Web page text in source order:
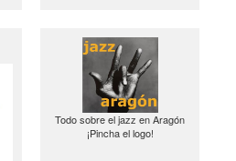
Todo sobre el jazz en Aragón
¡Pincha el logo!